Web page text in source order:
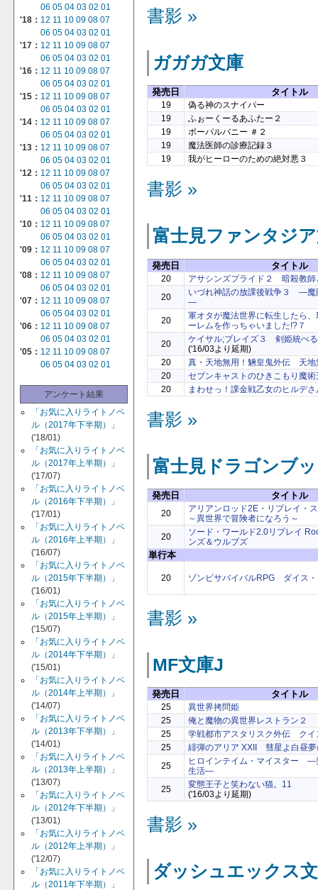
06 05 04 03 02 01
'18： 12 11 10 09 08 07
06 05 04 03 02 01
'17： 12 11 10 09 08 07
06 05 04 03 02 01
'16： 12 11 10 09 08 07
06 05 04 03 02 01
'15： 12 11 10 09 08 07
06 05 04 03 02 01
'14： 12 11 10 09 08 07
06 05 04 03 02 01
'13： 12 11 10 09 08 07
06 05 04 03 02 01
'12： 12 11 10 09 08 07
06 05 04 03 02 01
'11： 12 11 10 09 08 07
06 05 04 03 02 01
'10： 12 11 10 09 08 07
06 05 04 03 02 01
'09： 12 11 10 09 08 07
06 05 04 03 02 01
'08： 12 11 10 09 08 07
06 05 04 03 02 01
'07： 12 11 10 09 08 07
06 05 04 03 02 01
'06： 12 11 10 09 08 07
06 05 04 03 02 01
'05： 12 11 10 09 08 07
06 05 04 03 02 01
アンケート結果
「お気に入りライトノベ
ル（2017年下半期）」
('18/01)
「お気に入りライトノベ
ル（2017年上半期）」
('17/07)
「お気に入りライトノベ
ル（2016年下半期）」
('17/01)
「お気に入りライトノベ
ル（2016年上半期）」
('16/07)
「お気に入りライトノベ
ル（2015年下半期）」
('16/01)
「お気に入りライトノベ
ル（2015年上半期）」
('15/07)
「お気に入りライトノベ
ル（2014年下半期）」
('15/01)
「お気に入りライトノベ
ル（2014年上半期）」
('14/07)
「お気に入りライトノベ
ル（2013年下半期）」
('14/01)
「お気に入りライトノベ
ル（2013年上半期）」
('13/07)
「お気に入りライトノベ
ル（2012年下半期）」
('13/01)
「お気に入りライトノベ
ル（2012年上半期）」
('12/07)
「お気に入りライトノベ
ル（2011年下半期）」
書影 »
ガガガ文庫
発売日 タイトル
19
偽る神のスナイパー
19
ふぉーくーるあふたー２
19
ボーパルバニー ＃２
19
魔法医師の診療記録３
19
我がヒーローのための絶対悪３
書影 »
富士見ファンタジ
発売日 タイトル
20
アサシンズプライド２ 暗殺教師
20
いづれ神話の放課後戦争３ ―魔
―
20
軍オタが魔法世界に転生したら
ーレムを作っちゃいました!?７
20
ケイサル;ブレイズ３ 剣姫統べ
('16/03より延期)
20
真・天地無用！魎皇鬼外伝 天地
20
セブンキャストのひきこもり魔術
20
まわせっ！課金戦乙女のヒルデさ
書影 »
富士見ドラゴンブ
発売日 タイトル
20
アリアンロッド2E・リプレイ
～異世界で冒険者になろう～
20
ソード・ワールド2.0リプレイ
ンズ＆ウルブズ
単行本
20 ゾンビサバイバルRPG ダイス
書影 »
MF文庫J
発売日 タイトル
25
異世界拷問姫
25
俺と魔物の異世界レストラン２
25
学戦都市アスタリスク外伝 クイ
25
緋弾のアリア XXII 彗星よ白昼夢
25
ヒロインテイム・マイスター ―
生活―
25
変態王子と笑わない猫。11
('16/03より延期)
書影 »
ダッシュエックス